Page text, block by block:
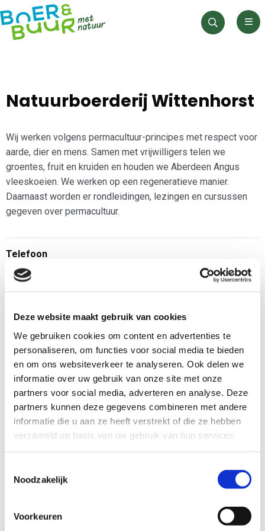
Deze website maakt gebruik van cookies
We gebruiken cookies om content en advertenties te
personaliseren, om functies voor social media te bieden
en om ons websiteverkeer te analyseren. Ook delen we
informatie over uw gebruik van onze site met onze
partners voor social media, adverteren en analyse. Deze
partners kunnen deze gegevens combineren met andere
informatie die u aan ze heeft verstrekt of die ze hebben
verzameld op basis van uw gebruik van hun services.
Noodzakelijk
Voorkeuren
Zoeken
Natuurboerderij Wittenhorst
Wij werken volgens permacultuur-principes met respect voor
aarde, dier en mens. Samen met vrijwilligers telen we
groentes, fruit en kruiden en houden we Aberdeen Angus
vleeskoeien. We werken op een regeneratieve manier.
Daarnaast worden er rondleidingen, lezingen en cursussen
gegeven over permacultuur.
Telefoon
0683593945
info@natuurboerderijwittenhorst.nl
Website
Adres
Voorthuizerweg 16 7039 CT Stokkum
Maandag 25 mei
Rondleiding, Anders... , Knutselen en pannenkoeken bakken